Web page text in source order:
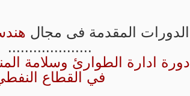
الدورات المقدمة فى مجال
....................
دورة ادارة الطوارئ وسلامة
في القطاع